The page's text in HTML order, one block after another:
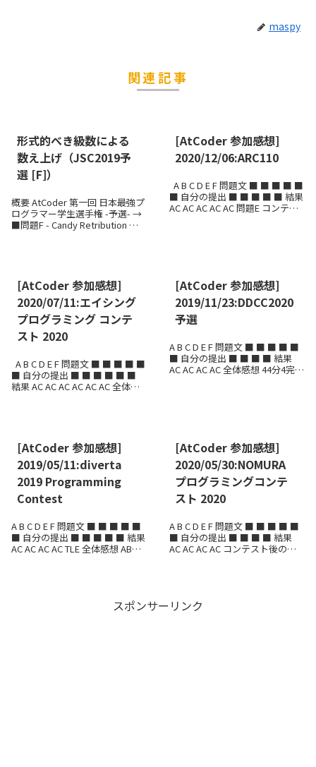
maspy
関連記事
形式的べき級数による
数え上げ（JSC2019予
選 [F]）
概要 AtCoder 第一回 日本最強プ
ログラマー学生選手権 -予選- →
■問題F - Candy Retribution →
[AtCoder 参加感想]
2020/12/06:ARC110
A B C D E F 問題文 ■ ■ ■ ■ ■
■ 自分の提出 ■ ■ ■ ■ ■ 結果
AC AC AC AC AC 問題E コンテス
[AtCoder 参加感想]
2020/07/11:エイシング
プログラミング コンテ
スト 2020
A B C D E F 問題文 ■ ■ ■ ■ ■
■ 自分の提出 ■ ■ ■ ■ ■ ■
結果 AC AC AC AC AC AC 全体感
[AtCoder 参加感想]
2019/11/23:DDCC2020
予選
A B C D E F 問題文 ■ ■ ■ ■ ■
■ 自分の提出 ■ ■ ■ ■ 結果
AC AC AC AC 全体感想 44分4完1
[AtCoder 参加感想]
2019/05/11:diverta
2019 Programming
Contest
A B C D E F 問題文 ■ ■ ■ ■ ■
■ 自分の提出 ■ ■ ■ ■ ■ 結果
AC AC AC AC TLE 全体感想 ABCD
[AtCoder 参加感想]
2020/05/30:NOMURA
プログラミングコンテ
スト 2020
A B C D E F 問題文 ■ ■ ■ ■ ■
■ 自分の提出 ■ ■ ■ ■ 結果
AC AC AC AC コンテスト後の提
スポンサーリンク